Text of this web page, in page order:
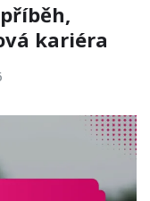
kariéra